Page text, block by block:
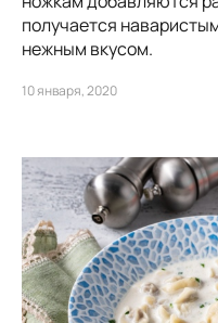
получается
нежным вкусом.
10 января, 2020